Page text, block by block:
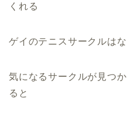
くれる
ゲイのテニスサークルは
気になるサークルが見つ
ると